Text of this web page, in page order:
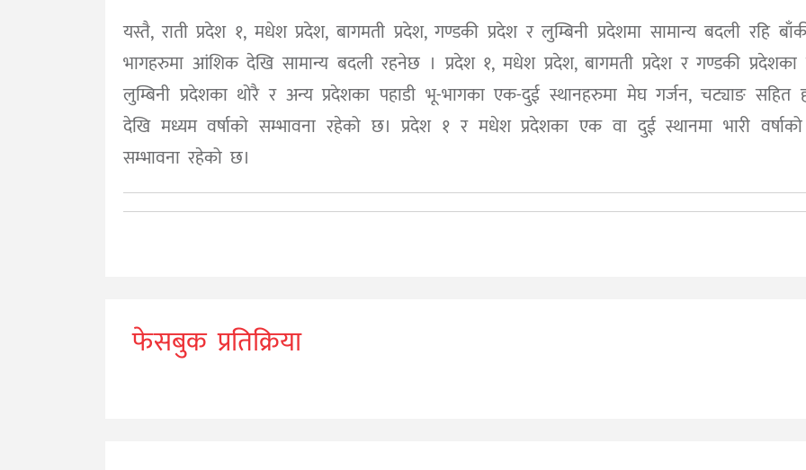
यस्तै, राती प्रदेश १, मधेश प्रदेश, बागमती प्रदेश, गण्डकी प्रदेश र लुम्बिनी प्रदेशमा सामान्य बदली रहि
भागहरुमा आंशिक देखि सामान्य बदली रहनेछ । प्रदेश १, मधेश प्रदेश, बागमती प्रदेश र गण्डकी प्रदेशका
लुम्बिनी प्रदेशका थोरै र अन्य प्रदेशका पहाडी भू-भागका एक-दुई स्थानहरुमा मेघ गर्जन, चट्याङ सहित
देखि मध्यम वर्षाको सम्भावना रहेको छ। प्रदेश १ र मधेश प्रदेशका एक वा दुई स्थानमा भारी
सम्भावना रहेको छ।
फेसबुक प्रतिक्रिया